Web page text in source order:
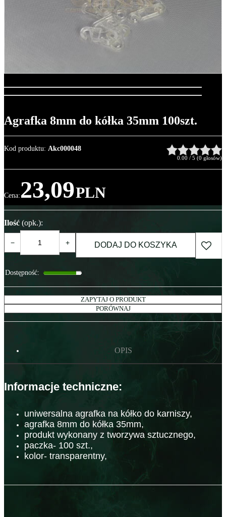
Agrafka 8mm do kółka 35mm 100szt.
Kod produktu: Akc000048
0.00 / 5 (0 głosów)
Cena: 23,09PLN
Ilość (opk.):
− + DODAJ DO KOSZYKA
Dostępność:
ZAPYTAJ O PRODUKT
PORÓWNAJ
OPIS
Informacje techniczne:
uniwersalna agrafka na kółko do karniszy,
agrafka 8mm do kółka 35mm,
produkt wykonany z tworzywa sztucznego,
paczka- 100 szt.,
kolor- transparentny,